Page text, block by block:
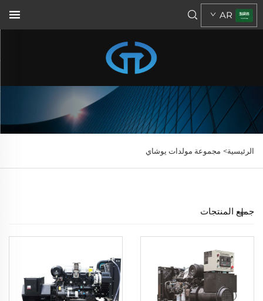
AR
الرئيسية> مجموعة مولدات يوشاي
جميع المنتجات